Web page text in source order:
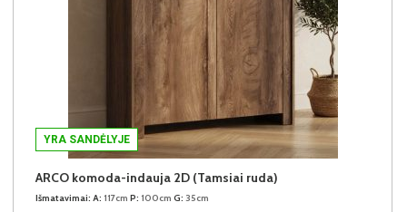
YRA SANDĖLYJE
ARCO komoda-indauja 2D (Tamsiai ruda)
Išmatavimai: A: 117cm P: 100cm G: 35cm